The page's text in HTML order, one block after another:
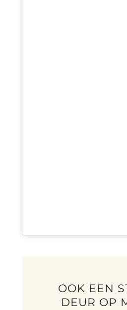
OOK EEN
DEUR OP